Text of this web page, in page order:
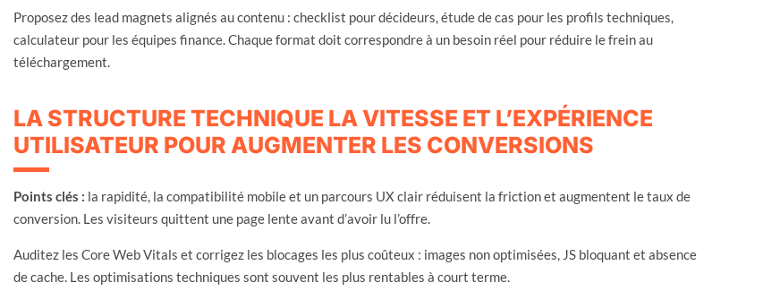
Proposez des lead magnets alignés au contenu : checklist pour décideurs, étude de cas pour les profils techniques,
calculateur pour les équipes finance. Chaque format doit correspondre à un besoin réel pour réduire le frein au
téléchargement.
LA STRUCTURE TECHNIQUE LA VITESSE ET L’EXPÉRIENCE
UTILISATEUR POUR AUGMENTER LES CONVERSIONS
Points clés : la rapidité, la compatibilité mobile et un parcours UX clair réduisent la friction et augmentent le taux de
conversion. Les visiteurs quittent une page lente avant d’avoir lu l’offre.
Auditez les Core Web Vitals et corrigez les blocages les plus coûteux : images non optimisées, JS bloquant et absence
de cache. Les optimisations techniques sont souvent les plus rentables à court terme.